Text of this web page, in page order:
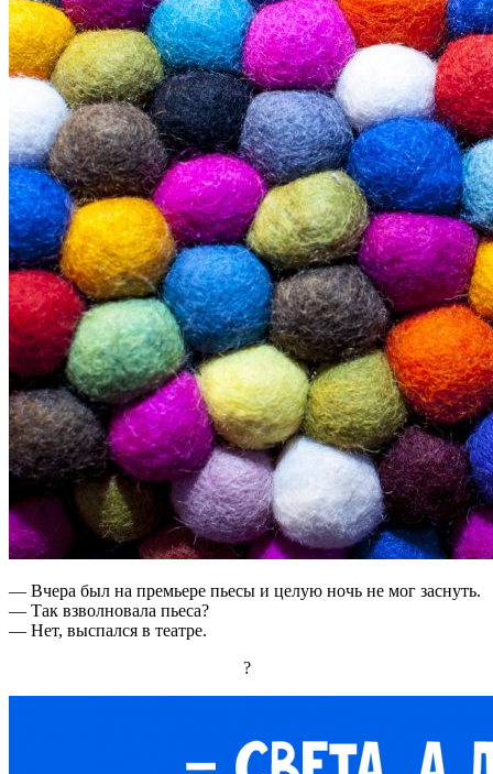
— Вчера был на премьере пьесы и целую ночь не мог заснуть.
— Так взволновала пьеса?
— Нет, выспался в театре.
?